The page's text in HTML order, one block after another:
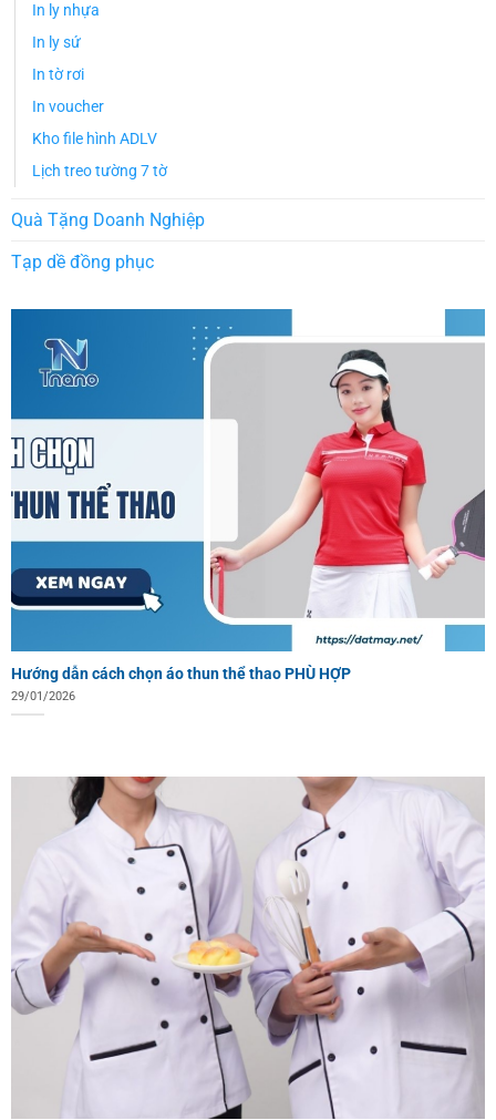
In ly nhựa
In ly sứ
In tờ rơi
In voucher
Kho file hình ADLV
Lịch treo tường 7 tờ
Quà Tặng Doanh Nghiệp
Tạp dề đồng phục
Hướng dẫn cách chọn áo thun thể thao PHÙ HỢP
29/01/2026